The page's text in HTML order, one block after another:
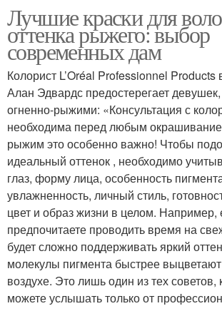
Лучшие краски для
оттенка рыжего: выбор
современных дам
Колорист L’Oréal Professionnel
Алан Эдвардс предостерегает
огненно-рыжими: «Консультация с
необходима перед любым
рыжим это особенно важно! Чтобы
идеальный оттенок , необходимо
глаз, форму лица, особенность
увлажненность, личный стиль,
цвет и образ жизни в целом. Например,
предпочитаете проводить время на
будет сложно поддерживать яркий
молекулы пигмента быстрее
воздухе. Это лишь один из тех
можете услышать только от